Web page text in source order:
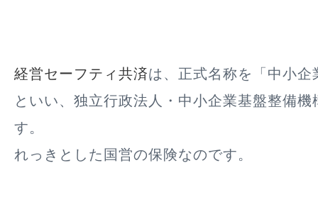
経営セーフティ共済は、正式名称を「中小
といい、独立行政法人・中小企業基盤整備
す。
れっきとした国営の保険なのです。